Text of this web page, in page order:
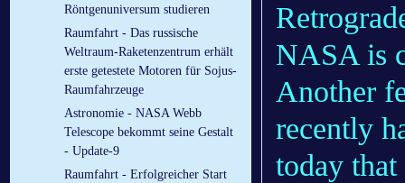
Röntgenuniversum studieren
Raumfahrt - Das russische
Weltraum-Raketenzentrum erhält
erste getestete Motoren für Sojus-
Raumfahrzeuge
Astronomie - NASA Webb
Telescope bekommt seine Gestalt
- Update-9
Raumfahrt - Erfolgreicher Start
NASA is
Another
recently
today